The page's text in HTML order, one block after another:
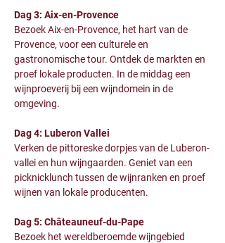
Dag 3: Aix-en-Provence
Bezoek Aix-en-Provence, het hart van de
Provence, voor een culturele en
gastronomische tour. Ontdek de markten en
proef lokale producten. In de middag een
wijnproeverij bij een wijndomein in de
omgeving.
Dag 4: Luberon Vallei
Verken de pittoreske dorpjes van de Luberon-
vallei en hun wijngaarden. Geniet van een
picknicklunch tussen de wijnranken en proef
wijnen van lokale producenten.
Dag 5: Châteauneuf-du-Pape
Bezoek het wereldberoemde wijngebied